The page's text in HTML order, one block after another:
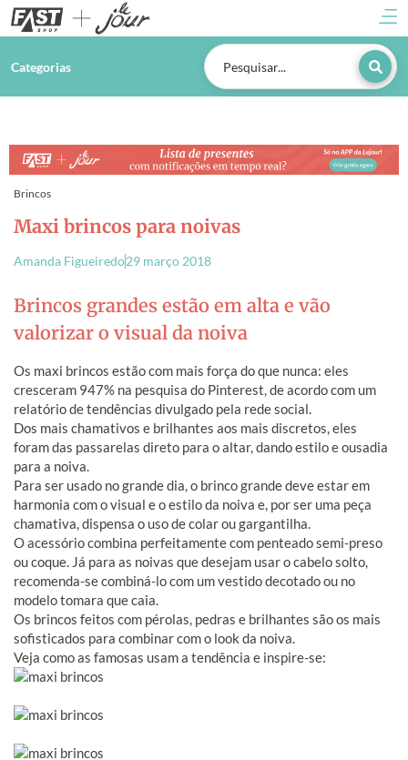
Categorias
Brincos
Maxi brincos para noivas
Amanda Figueiredo29 março 2018
Brincos grandes estão em alta e vão
valorizar o visual da noiva
Os maxi brincos estão com mais força do que nunca: eles
cresceram 947% na pesquisa do Pinterest, de acordo com um
relatório de tendências divulgado pela rede social.
Dos mais chamativos e brilhantes aos mais discretos, eles
foram das passarelas direto para o altar, dando estilo e ousadia
para a noiva.
Para ser usado no grande dia, o brinco grande deve estar em
harmonia com o visual e o estilo da noiva e, por ser uma peça
chamativa, dispensa o uso de colar ou gargantilha.
O acessório combina perfeitamente com penteado semi-preso
ou coque. Já para as noivas que desejam usar o cabelo solto,
recomenda-se combiná-lo com um vestido decotado ou no
modelo tomara que caia.
Os brincos feitos com pérolas, pedras e brilhantes são os mais
sofisticados para combinar com o look da noiva.
Veja como as famosas usam a tendência e inspire-se: